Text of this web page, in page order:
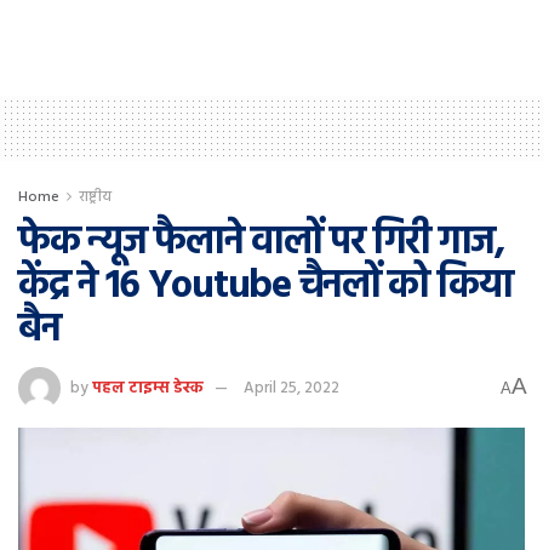
Home राष्ट्रीय
फेक न्यूज फैलाने वालों पर गिरी गाज,
केंद्र ने 16 Youtube चैनलों को किया
बैन
byपहल टाइम्स डेस्क April 25, 2022 AA